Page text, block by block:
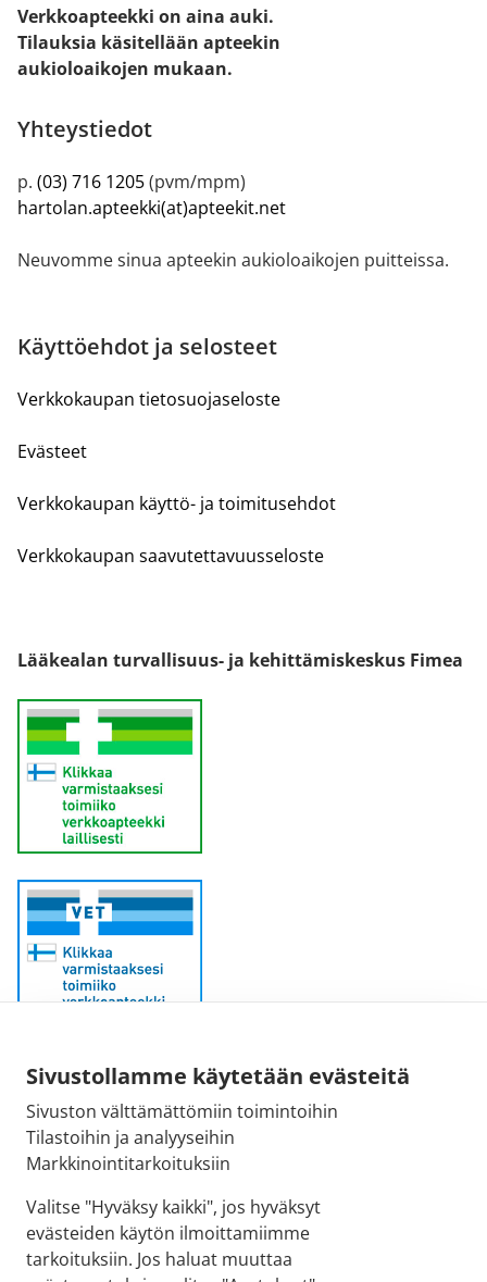
Sivustollamme käytetään evästeitä
Sivuston välttämättömiin toimintoihin
Tilastoihin ja analyyseihin
Markkinointitarkoituksiin
Valitse "Hyväksy kaikki", jos hyväksyt
evästeiden käytön ilmoittamiimme
tarkoituksiin. Jos haluat muuttaa
Verkkoapteekki on aina auki.
Tilauksia käsitellään apteekin
aukioloaikojen mukaan.
Yhteystiedot
p. (03) 716 1205(pvm/mpm)
hartolan.apteekki(at)apteekit.net
Neuvomme sinua apteekin aukioloaikojen puitteissa.
Käyttöehdot ja selosteet
Verkkokaupan tietosuojaseloste
Evästeet
Verkkokaupan käyttö- ja toimitusehdot
Verkkokaupan saavutettavuusseloste
Lääkealan turvallisuus- ja kehittämiskeskus Fimea
Sähköpostiosoite:
kirjaamo@fimea.fi
Fimean vaihde:
029 522 3341